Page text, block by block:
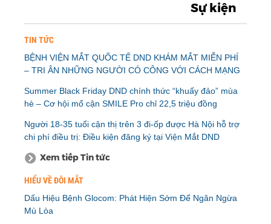
Sự kiện
TIN TỨC
BỆNH VIỆN MẮT QUỐC TẾ DND KHÁM MẮT MIỄN PHÍ
– TRI ÂN NHỮNG NGƯỜI CÓ CÔNG VỚI CÁCH MẠNG
Summer Black Friday DND chính thức “khuấy đảo” mùa
hè – Cơ hội mổ cận SMILE Pro chỉ 22,5 triệu đồng
Người 18-35 tuổi cận thị trên 3 đi-ốp được Hà Nội hỗ trợ
chi phí điều trị: Điều kiện đăng ký tại Viện Mắt DND
Xem tiếp Tin tức
HIỂU VỀ ĐÔI MẮT
Dấu Hiệu Bệnh Glocom: Phát Hiện Sớm Để Ngăn Ngừa
Mù Lòa